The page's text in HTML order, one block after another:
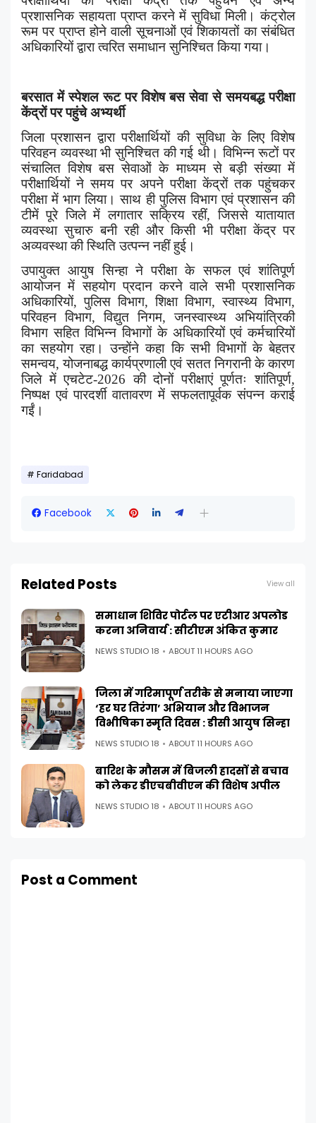
प्रशासनिक सहायता प्राप्त करने में सुविधा मिली। कंट्रोल
रूम पर प्राप्त होने वाली सूचनाओं एवं शिकायतों का संबंधित
अधिकारियों द्वारा त्वरित समाधान सुनिश्चित किया गया।
बरसात में स्पेशल रूट पर विशेष बस सेवा से समयबद्ध परीक्षा
केंद्रों पर पहुंचे अभ्यर्थी
जिला प्रशासन द्वारा परीक्षार्थियों की सुविधा के लिए विशेष
परिवहन व्यवस्था भी सुनिश्चित की गई थी। विभिन्न रूटों पर
संचालित विशेष बस सेवाओं के माध्यम से बड़ी संख्या में
परीक्षार्थियों ने समय पर अपने परीक्षा केंद्रों तक पहुंचकर
परीक्षा में भाग लिया। साथ ही पुलिस विभाग एवं प्रशासन की
टीमें पूरे जिले में लगातार सक्रिय रहीं,जिससे यातायात
व्यवस्था सुचारु बनी रही और किसी भी परीक्षा केंद्र पर
अव्यवस्था की स्थिति उत्पन्न नहीं हुई।
उपायुक्त आयुष सिन्हा ने परीक्षा के सफल एवं शांतिपूर्ण
आयोजन में सहयोग प्रदान करने वाले सभी प्रशासनिक
अधिकारियों,पुलिस विभाग,शिक्षा विभाग,स्वास्थ्य विभाग,
परिवहन विभाग,विद्युत निगम,जनस्वास्थ्य अभियांत्रिकी
विभाग सहित विभिन्न विभागों के अधिकारियों एवं कर्मचारियों
का सहयोग रहा। उन्होंने कहा कि सभी विभागों के बेहतर
समन्वय,योजनाबद्ध कार्यप्रणाली एवं सतत निगरानी के कारण
जिले में एचटेट-2026की दोनों परीक्षाएं पूर्णतः शांतिपूर्ण,
निष्पक्ष एवं पारदर्शी वातावरण में सफलतापूर्वक संपन्न कराई
गईं।
Faridabad
Facebook
Related Posts View all
समाधान शिविर पोर्टल पर एटीआर अपलोड
करना अनिवार्य : सीटीएम अंकित कुमार
NEWS STUDIO 18 ABOUT 11 HOURS AGO
जिला में गरिमापूर्ण तरीके से मनाया जाएगा
‘हर घर तिरंगा’ अभियान और विभाजन
विभीषिका स्मृति दिवस : डीसी आयुष सिन्हा
NEWS STUDIO 18 ABOUT 11 HOURS AGO
बारिश के मौसम में बिजली हादसों से बचाव
को लेकर डीएचबीवीएन की विशेष अपील
NEWS STUDIO 18 ABOUT 11 HOURS AGO
Post a Comment